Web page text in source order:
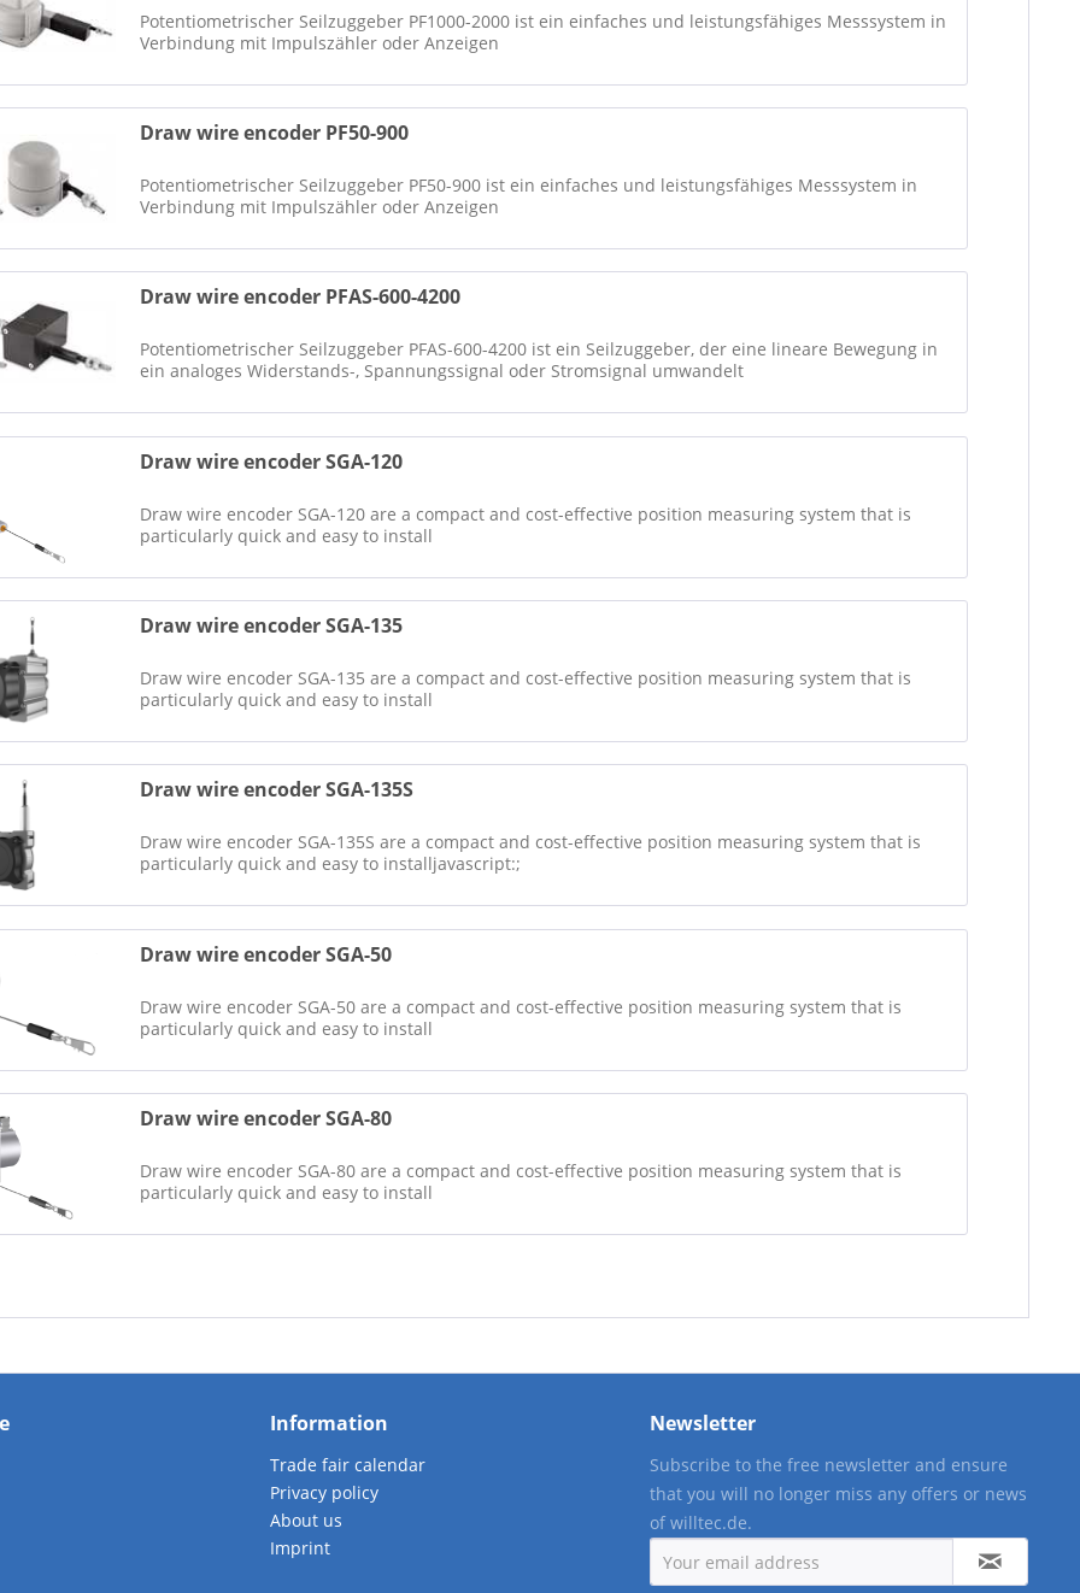
Potentiometrischer Seilzuggeber PF1000-2000 ist ein einfaches und leistungsfähiges Messsystem in
Verbindung mit Impulszähler oder Anzeigen
Draw wire encoder PF50-900
Potentiometrischer Seilzuggeber PF50-900 ist ein einfaches und leistungsfähiges Messsystem in
Verbindung mit Impulszähler oder Anzeigen
Draw wire encoder PFAS-600-4200
Potentiometrischer Seilzuggeber PFAS-600-4200 ist ein Seilzuggeber, der eine lineare Bewegung in
ein analoges Widerstands-, Spannungssignal oder Stromsignal umwandelt
Draw wire encoder SGA-120
Draw wire encoder SGA-120 are a compact and cost-effective position measuring system that is
particularly quick and easy to install
Draw wire encoder SGA-135
Draw wire encoder SGA-135 are a compact and cost-effective position measuring system that is
particularly quick and easy to install
Draw wire encoder SGA-135S
Draw wire encoder SGA-135S are a compact and cost-effective position measuring system that is
particularly quick and easy to installjavascript:;
Draw wire encoder SGA-50
Draw wire encoder SGA-50 are a compact and cost-effective position measuring system that is
particularly quick and easy to install
Draw wire encoder SGA-80
Draw wire encoder SGA-80 are a compact and cost-effective position measuring system that is
particularly quick and easy to install
Information
Trade fair calendar
Privacy policy
About us
Imprint
Newsletter
Subscribe to the free newsletter and ensure
that you will no longer miss any offers or news
of willtec.de.